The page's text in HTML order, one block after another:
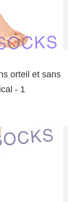
orteil et sans
- 1